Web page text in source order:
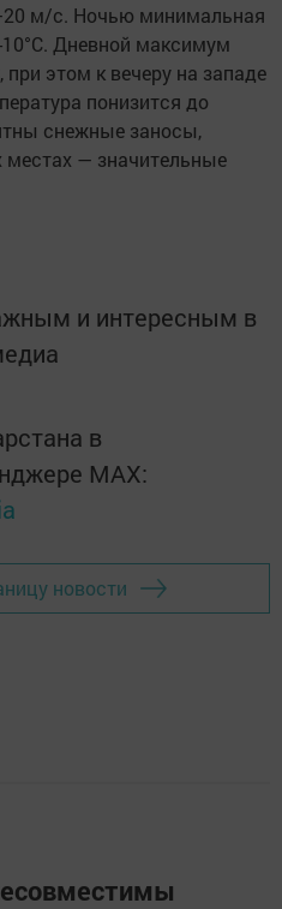
м/с. Ночью минимальная
Дневной максимум
при этом к вечеру на западе
понизится до
снежные заносы,
местах — значительные
и интересным в
в
MАХ:
новости